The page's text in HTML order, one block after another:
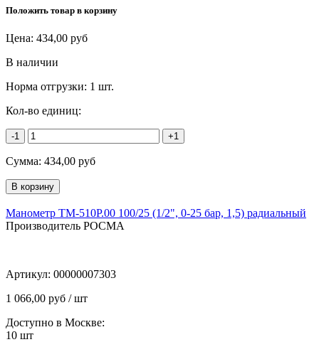
Положить товар в корзину
Цена: 434,00 руб
В наличии
Норма отгрузки: 1 шт.
Кол-во единиц:
-1 +1
Сумма: 434,00 руб
Манометр ТМ-510Р.00 100/25 (1/2", 0-25 бар, 1,5) радиальный
Производитель РОСМА
Артикул: 00000007303
1 066,00 руб / шт
Доступно в Москве:
10 шт